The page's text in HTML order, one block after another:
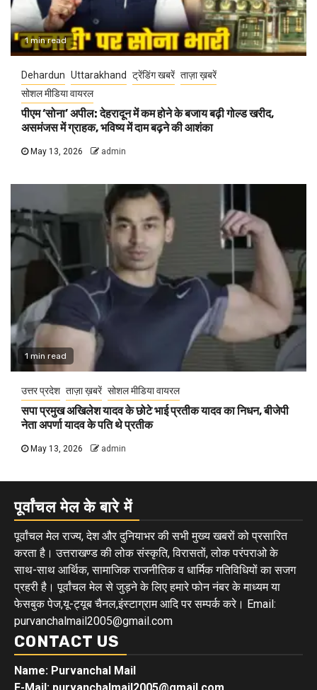
1 min read
Dehardun Uttarakhand ट्रेंडिंग खबरें ताज़ा ख़बरें
सोशल मीडिया वायरल
पीएम ‘सोना’ अपील: देहरादून में कम होने के बजाय बढ़ी गोल्ड खरीद,
असमंजस में ग्राहक, भविष्य में दाम बढ़ने की आशंका
May 13, 2026 admin
1 min read
उत्तर प्रदेश ताज़ा ख़बरें सोशल मीडिया वायरल
सपा प्रमुख अखिलेश यादव के छोटे भाई प्रतीक यादव का निधन, बीजेपी
नेता अपर्णा यादव के पति थे प्रतीक
May 13, 2026 admin
पूर्वांचल मेल के बारे में
पूर्वांचल मेल राज्य, देश और दुनियाभर की सभी मुख्य खबरों को प्रसारित
करता है। उत्तराखण्ड की लोक संस्कृति, विरासतों, लोक परंपराओ के
साथ-साथ आर्थिक, सामाजिक राजनीतिक व धार्मिक गतिविधियों का सजग
प्रहरी है। पूर्वांचल मेल से जुड़ने के लिए हमारे फोन नंबर के माध्यम या
फेसबुक पेज,यू-ट्यूब चैनल,इंस्टाग्राम आदि पर सम्पर्क करे। Email:
purvanchalmail2005@gmail.com
CONTACT US
Name: Purvanchal Mail